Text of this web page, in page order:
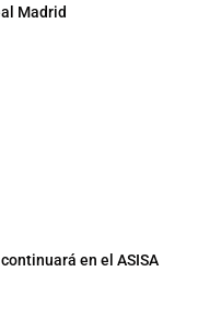
Madrid
en el ASISA